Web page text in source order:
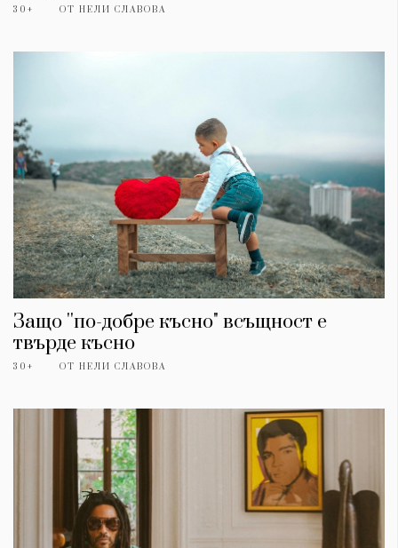
30+ ОТ НЕЛИ СЛАВОВА
Защо ''по-добре късно" всъщност е
твърде късно
30+ ОТ НЕЛИ СЛАВОВА
Wine&Dine
Изкуство
Красота
Цветно
Гурме
Пътувай
Wellness
Условия за
Политика за
поверителност
ModerenDom
СЛЕДВАЙТЕ НИ
Facebook Instagram Twitter
Pinterest
YouTube
Spotify Soundcloud
седмичния ни нюзлетър тук:
© 2026, HighViewArt | Всички права запазени